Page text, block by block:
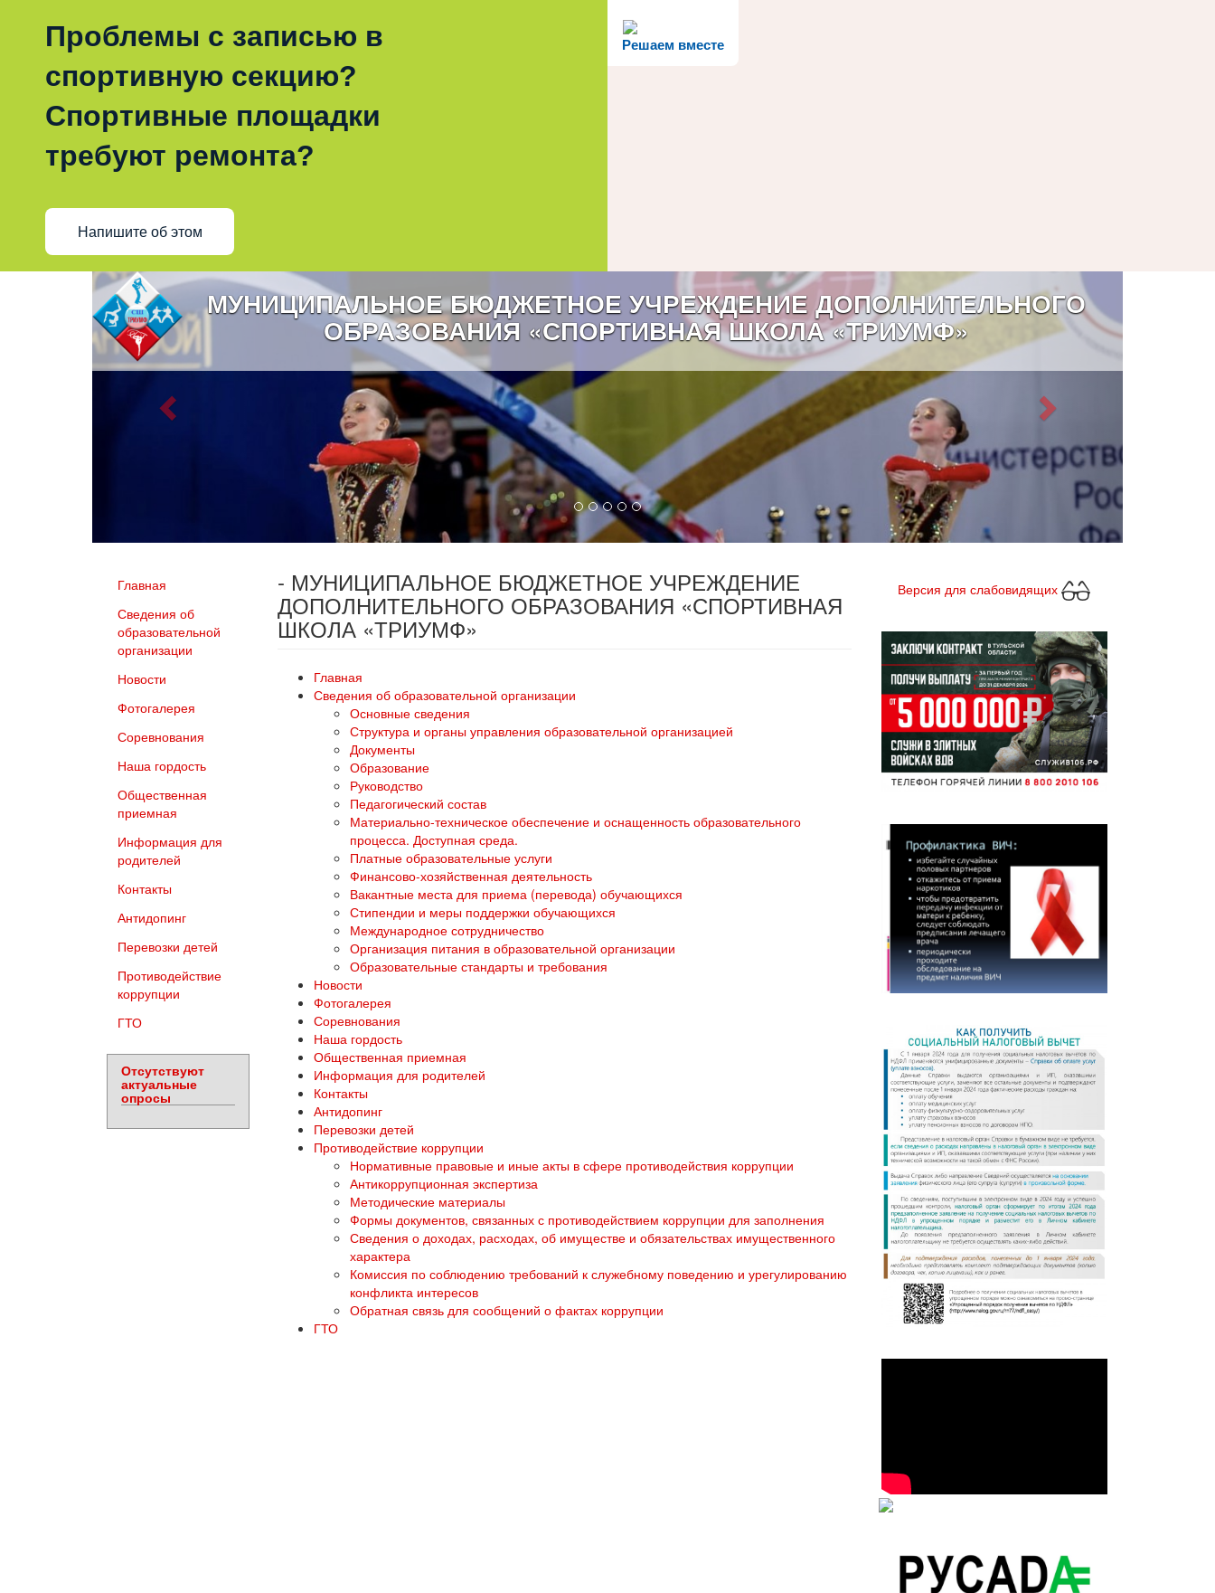
Решаем вместе
Проблемы с записью в
спортивную секцию?
Спортивные площадки
требуют ремонта?
Напишите об этом
МУНИЦИПАЛЬНОЕ БЮДЖЕТНОЕ УЧРЕЖДЕНИЕ ДОПОЛНИТЕЛЬНОГО
ОБРАЗОВАНИЯ «СПОРТИВНАЯ ШКОЛА «ТРИУМФ»
Главная
Сведения об
образовательной
организации
Новости
Фотогалерея
Соревнования
Наша гордость
Общественная
приемная
Информация для
родителей
Контакты
Антидопинг
Перевозки детей
Противодействие
коррупции
ГТО
Отсутствуют
актуальные
опросы
- МУНИЦИПАЛЬНОЕ БЮДЖЕТНОЕ УЧРЕЖДЕНИЕ
ДОПОЛНИТЕЛЬНОГО ОБРАЗОВАНИЯ «СПОРТИВНАЯ
ШКОЛА «ТРИУМФ»
Главная
Сведения об образовательной организации
Основные сведения
Структура и органы управления образовательной организацией
Документы
Образование
Руководство
Педагогический состав
Материально-техническое обеспечение и оснащенность образовательного
процесса. Доступная среда.
Платные образовательные услуги
Финансово-хозяйственная деятельность
Вакантные места для приема (перевода) обучающихся
Стипендии и меры поддержки обучающихся
Международное сотрудничество
Организация питания в образовательной организации
Образовательные стандарты и требования
Новости
Фотогалерея
Соревнования
Наша гордость
Общественная приемная
Информация для родителей
Контакты
Антидопинг
Перевозки детей
Противодействие коррупции
Нормативные правовые и иные акты в сфере противодействия коррупции
Антикоррупционная экспертиза
Методические материалы
Формы документов, связанных с противодействием коррупции для заполнения
Сведения о доходах, расходах, об имуществе и обязательствах имущественного
характера
Комиссия по соблюдению требований к служебному поведению и урегулированию
конфликта интересов
Обратная связь для сообщений о фактах коррупции
ГТО
Версия для слабовидящих